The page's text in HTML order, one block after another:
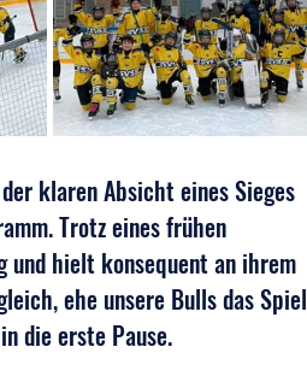
klaren Absicht eines Sieges
Trotz eines frühen
hielt konsequent an ihrem
ehe unsere Bulls das Spiel
die erste Pause.